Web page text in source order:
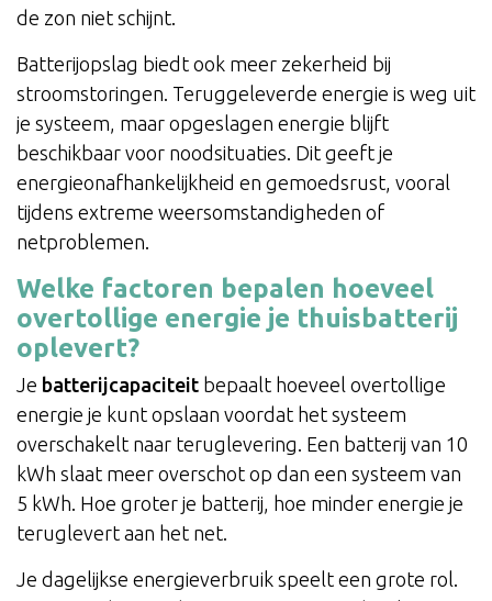
de zon niet schijnt.
Batterijopslag biedt ook meer zekerheid bij
stroomstoringen. Teruggeleverde energie is weg uit
je systeem, maar opgeslagen energie blijft
beschikbaar voor noodsituaties. Dit geeft je
energieonafhankelijkheid en gemoedsrust, vooral
tijdens extreme weersomstandigheden of
netproblemen.
Welke factoren bepalen hoeveel
overtollige energie je thuisbatterij
oplevert?
Je batterijcapaciteit bepaalt hoeveel overtollige
energie je kunt opslaan voordat het systeem
overschakelt naar teruglevering. Een batterij van 10
kWh slaat meer overschot op dan een systeem van
5 kWh. Hoe groter je batterij, hoe minder energie je
teruglevert aan het net.
Je dagelijkse energieverbruik speelt een grote rol.